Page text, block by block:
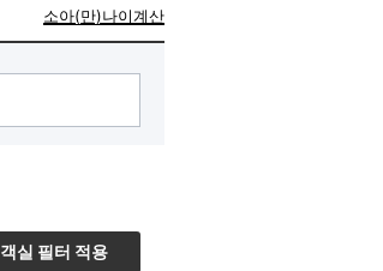
소아(만)나이계산
객실 필터 적용